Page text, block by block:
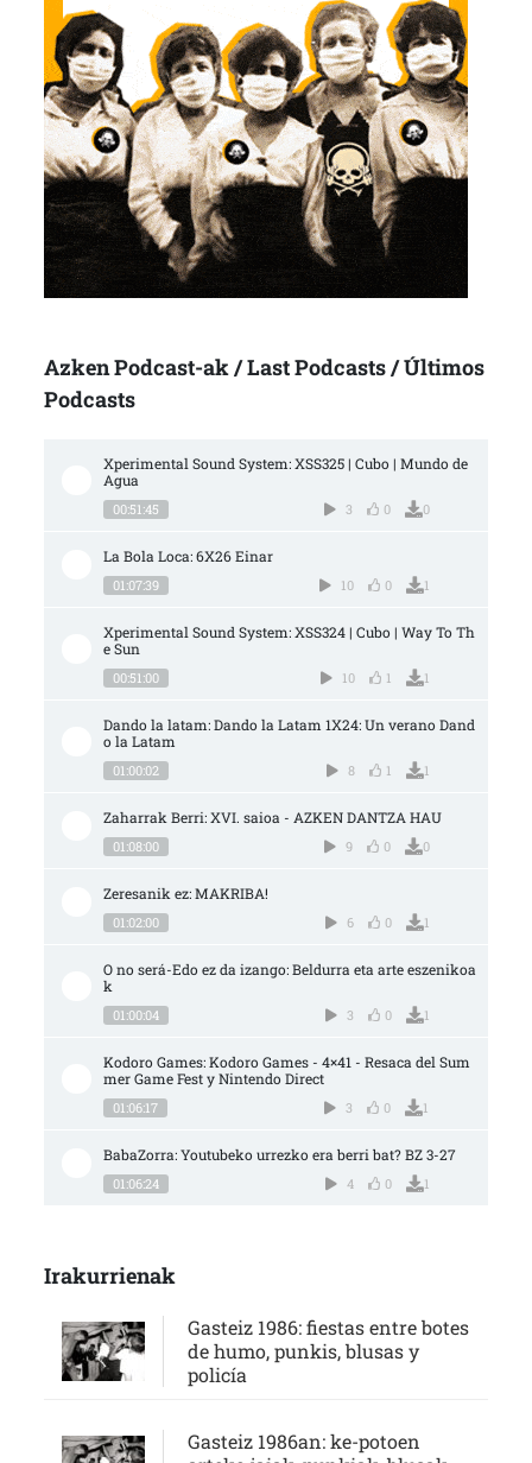
Azken Podcast-ak / Last Podcasts / Últimos
Podcasts
Xperimental Sound System: XSS325 | Cubo | Mundo de
Agua
00:51:45 3 0 0
La Bola Loca: 6X26 Einar
01:07:39 10 0 1
Xperimental Sound System: XSS324 | Cubo | Way To Th
e Sun
00:51:00 10 1 1
Dando la latam: Dando la Latam 1X24: Un verano Dand
o la Latam
01:00:02 8 1 1
Zaharrak Berri: XVI. saioa - AZKEN DANTZA HAU
01:08:00 9 0 0
Zeresanik ez: MAKRIBA!
01:02:00 6 0 1
O no será-Edo ez da izango: Beldurra eta arte eszenikoa
k
01:00:04 3 0 1
Kodoro Games: Kodoro Games - 4×41 - Resaca del Sum
mer Game Fest y Nintendo Direct
01:06:17 3 0 1
BabaZorra: Youtubeko urrezko era berri bat? BZ 3-27
01:06:24 4 0 1
Irakurrienak
Gasteiz 1986: fiestas entre botes
de humo, punkis, blusas y
policía
Gasteiz 1986an: ke-potoen